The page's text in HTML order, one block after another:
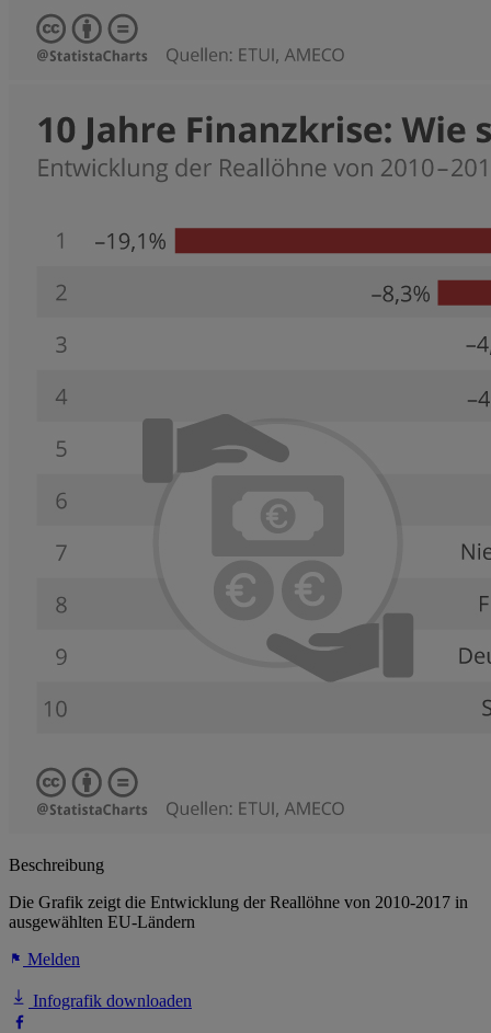
Beschreibung
Die Grafik zeigt die Entwicklung der Reallöhne von 2010-2017 in
ausgewählten EU-Ländern
Melden
Infografik downloaden